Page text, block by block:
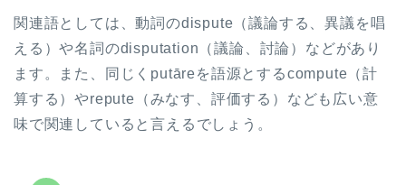
関連語としては、動詞のdispute（議論する、異議を唱
える）や名詞のdisputation（議論、討論）などがあり
ます。また、同じくputāreを語源とするcompute（計
算する）やrepute（みなす、評価する）なども広い意
味で関連していると言えるでしょう。